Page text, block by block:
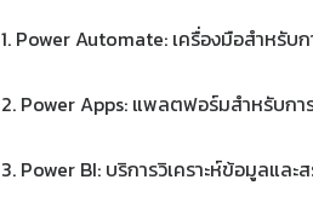
1. Power Automate: เครื่องมือสำหรับ
2. Power Apps: แพลตฟอร์มสำหรับก
3. Power BI: บริการวิเคราะห์ข้อมูลและ